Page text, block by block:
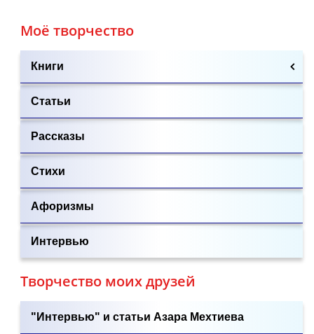
Моё творчество
Книги
Статьи
Рассказы
Стихи
Афоризмы
Интервью
Творчество моих друзей
"Интервью" и статьи Азара Мехтиева